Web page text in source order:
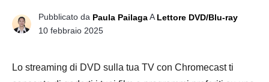
Pubblicato da Paula PailagaA Lettore DVD/Blu-ray
10 febbraio 2025
Lo streaming di DVD sulla tua TV con Chromecast ti